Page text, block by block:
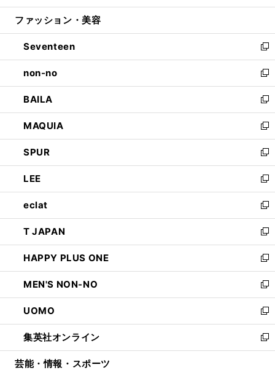
開
ウ
開
く
ン
ウ
で
開
く
ウ
ン
ド
ウ
で
開
く
ファッション・美容
Seventeen
新
し
い
ウ
ィ
ン
ド
ウ
で
開
く
non-no
新
し
い
ウ
ィ
ン
ド
ウ
で
開
く
BAILA
新
し
い
ウ
ィ
ン
ド
ウ
で
開
く
MAQUIA
新
し
い
ウ
ィ
ン
ド
ウ
で
開
く
SPUR
新
し
い
ウ
ィ
ン
ド
ウ
で
開
く
LEE
新
し
い
ウ
ィ
ン
ド
ウ
で
開
く
eclat
新
し
い
ウ
ィ
ン
ド
ウ
で
開
く
T JAPAN
新
し
い
ウ
ィ
ン
ド
ウ
で
開
HAPPY PLUS ONE
新
し
い
ウ
ィ
ン
ド
ウ
MEN'S NON-NO
新
し
い
ウ
ィ
ン
UOMO
新
し
い
ウ
集英社オンライン
新
し
芸能・情報・スポーツ